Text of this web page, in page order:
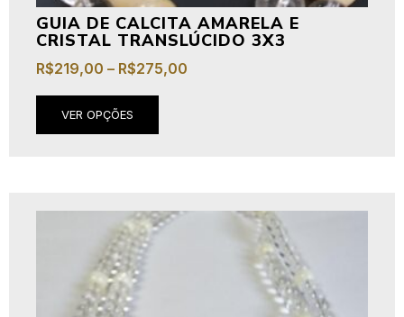
GUIA DE CALCITA AMARELA E
CRISTAL TRANSLÚCIDO 3X3
R$219,00 – R$275,00
VER OPÇÕES